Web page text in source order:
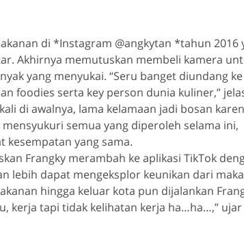
di *Instagram @angkytan *tahun 2016
Akhirnya memutuskan membeli kamera
yang menyukai. “Seru banget diundang ke
foodies serta key person dunia kuliner,”
di awalnya, lama kelamaan jadi bosan
semua yang diperoleh selama ini,
kesempatan yang sama.
Frangky merambah ke aplikasi TikTok
lebih dapat mengeksplor keunikan dari
hingga keluar kota pun dijalankan
kerja tapi tidak kelihatan kerja ha…ha…,” ujar